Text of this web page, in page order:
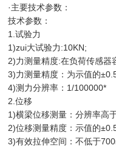
·主要技术参数：
技术参数：
1.试验力
1)zui大试验力:10KN;
2)力测量精度:在负荷传感器
3)力测量精度：为示值的
4)测力分辨率：1/100000*
2.位移
1)横梁位移测量：分辨率高
2)位移测量精度：示值的
3)有效拉伸空间：不低于